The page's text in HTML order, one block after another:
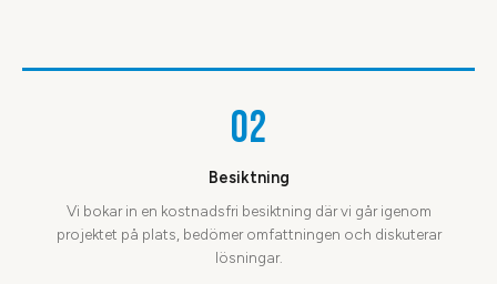
02
Besiktning
Vi bokar in en kostnadsfri besiktning där vi går igenom
projektet på plats, bedömer omfattningen och diskuterar
lösningar.